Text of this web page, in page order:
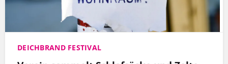
DEICHBRAND FESTIVAL